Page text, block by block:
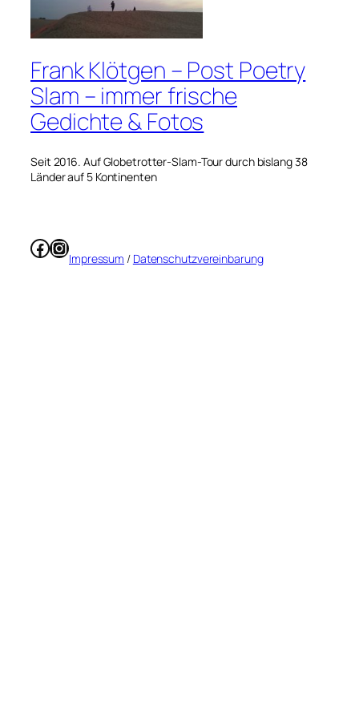
Frank Klötgen – Post Poetry
Slam – immer frische
Gedichte & Fotos
Seit 2016. Auf Globetrotter-Slam-Tour durch bislang 38
Länder auf 5 Kontinenten
Facebook
Instagram
Impressum / Datenschutzvereinbarung